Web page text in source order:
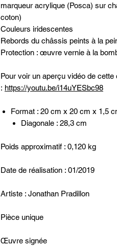
marqueur acrylique (Posca) sur
coton)
Couleurs iridescentes
Rebords du châssis peints à la
Protection : œuvre vernie à la
Pour voir un aperçu vidéo de
: https://youtu.be/i14uYESbc98
Format : 20 cm x 20 cm x 1,5
Diagonale : 28,3 cm
Poids approximatif : 0,120 kg
Date de réalisation : 01/2019
Artiste : Jonathan Pradillon
Pièce unique
Œuvre signée